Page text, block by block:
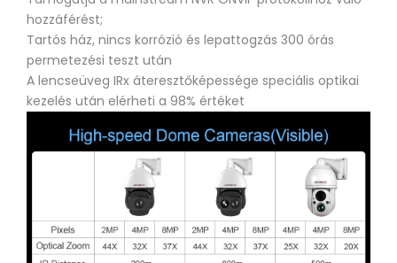
hozzáférést;
Tartós ház, nincs korrózió és lepattogzás 300 órás
permetezési teszt után
A lencseüveg IRx áteresztőképessége speciális optikai
kezelés után elérheti a 98% értéket